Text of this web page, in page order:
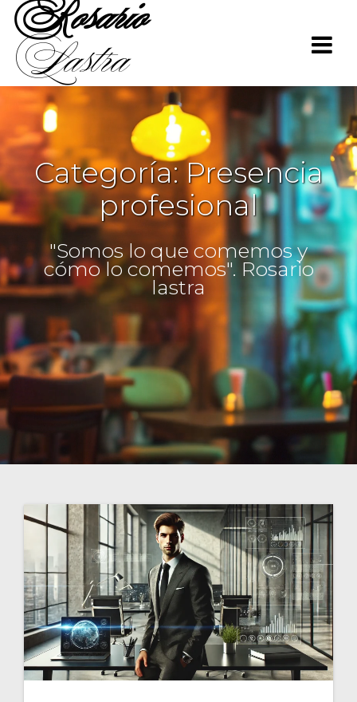
Rosario
Lastra
Categoría:Presencia
profesional
"Somos lo que comemos y
cómo lo comemos". Rosario
lastra